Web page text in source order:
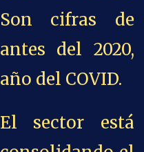
Son cifras de
antes del 2020,
año del COVID.
El sector está